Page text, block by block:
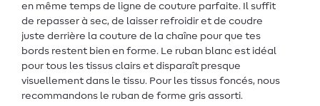
en même temps de ligne de couture parfaite. Il suffit
de repasser à sec, de laisser refroidir et de coudre
juste derrière la couture de la chaîne pour que tes
bords restent bien en forme. Le ruban blanc est idéal
pour tous les tissus clairs et disparaît presque
visuellement dans le tissu. Pour les tissus foncés, nous
recommandons le ruban de forme gris assorti.